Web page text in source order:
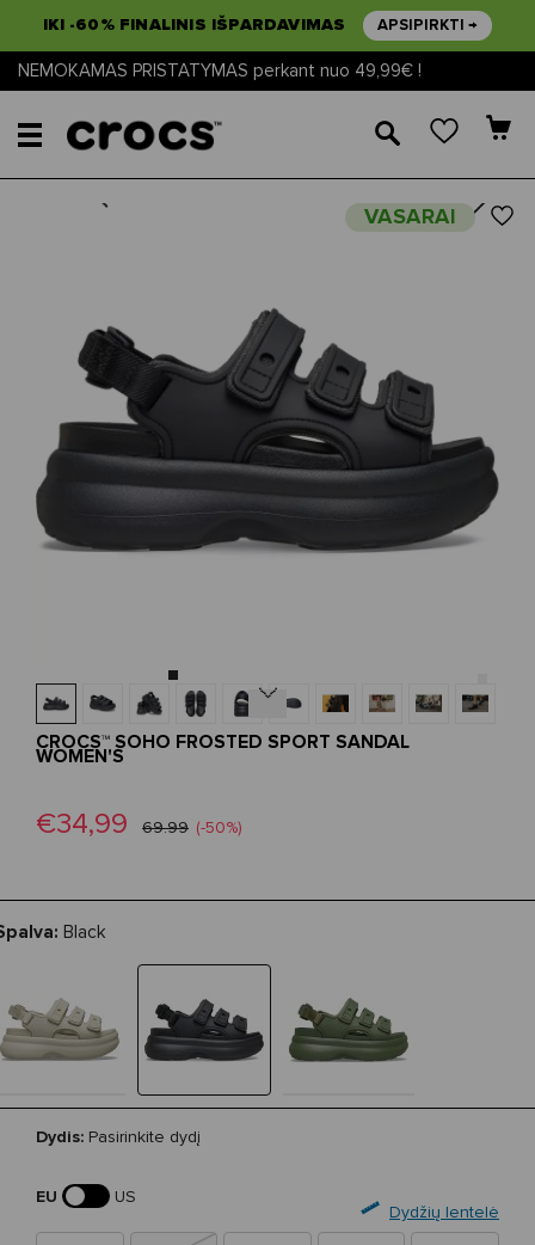
IKI -60% FINALINIS IŠPARDAVIMAS APSIPIRKTI →
NEMOKAMAS PRISTATYMAS perkant nuo 49,99€ !
🔎
VASARAINext
Next
CROCS™ SOHO FROSTED SPORT SANDAL
WOMEN'S
€34,99 69.99 (-50%)
Black
Dydis: Pasirinkite dydį
EU
US
Dydžių lentelė